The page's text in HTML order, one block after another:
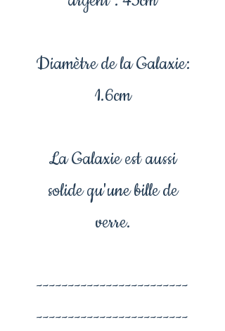
Diamètre de la Galaxie:
1.6cm
La Galaxie est aussi
solide qu'une bille de
verre.
------------------------
------------------------